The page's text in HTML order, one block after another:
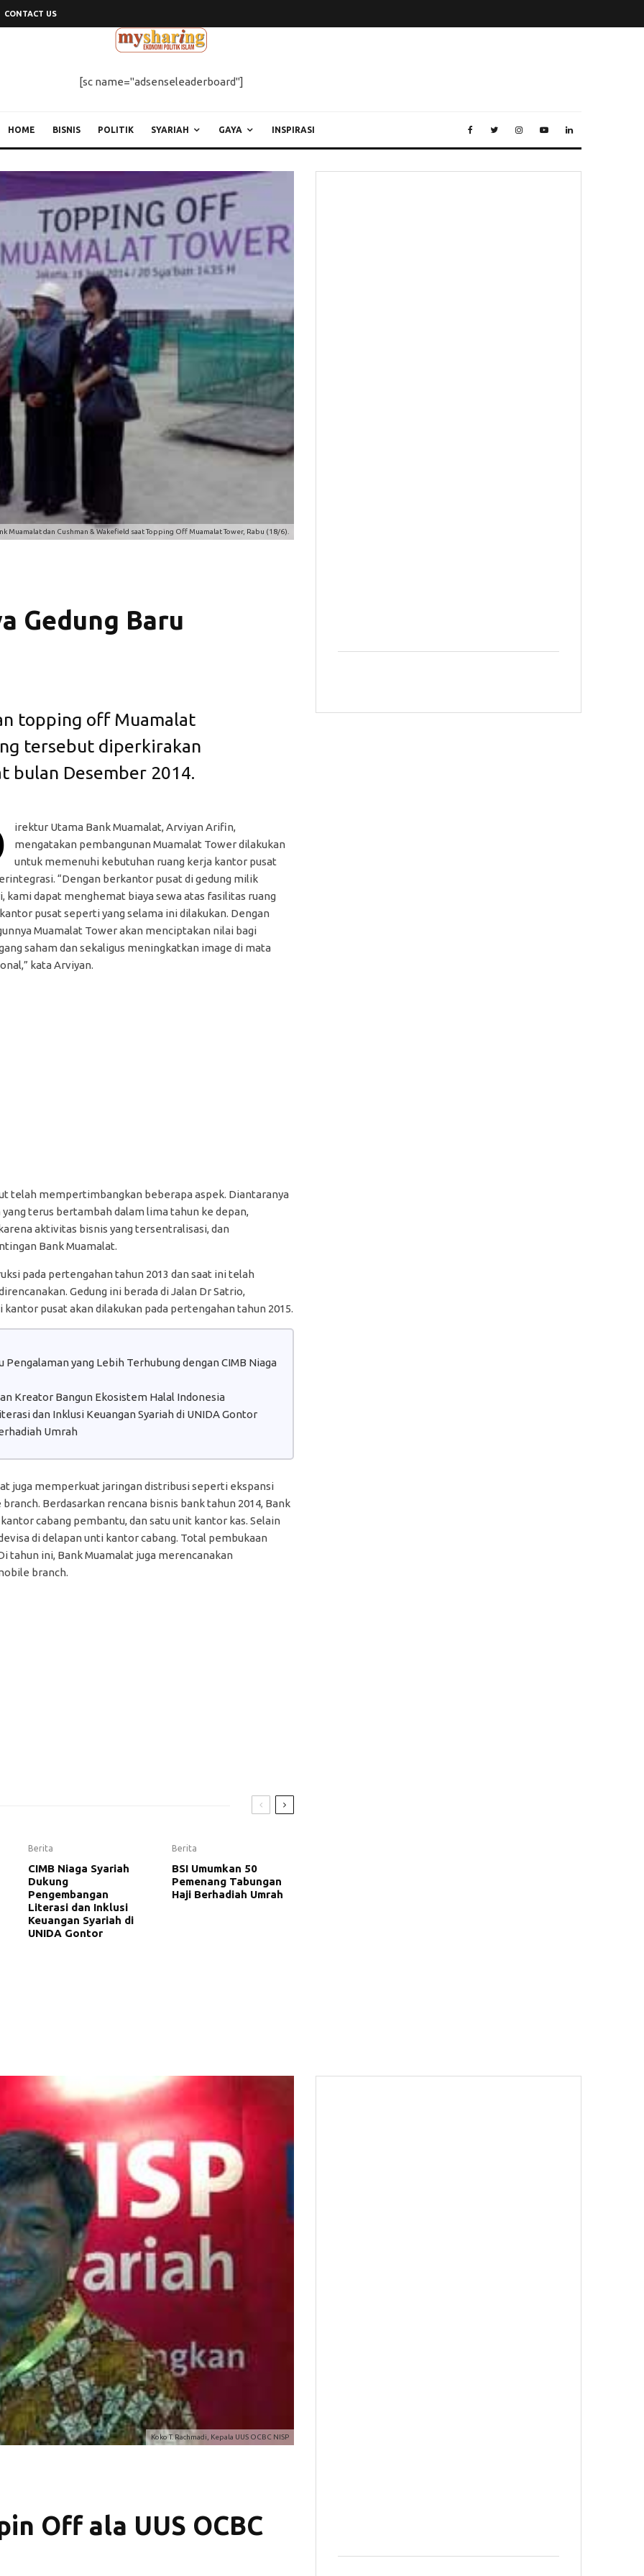
CONTACT US
[sc name="adsenseleaderboard"]
HOME BISNIS POLITIK SYARIAH GAYA INSPIRASI
Muamalat dan Cushman & Wakefield saat Topping Off Muamalat Tower, Rabu (18/6).
Gedung Baru
topping off Muamalat
tersebut diperkirakan
bulan Desember 2014.
irektur Utama Bank Muamalat, Arviyan Arifin,
mengatakan pembangunan Muamalat Tower dilakukan
untuk memenuhi kebutuhan ruang kerja kantor pusat
“Dengan berkantor pusat di gedung milik
kami dapat menghemat biaya sewa atas fasilitas ruang
pusat seperti yang selama ini dilakukan. Dengan
Muamalat Tower akan menciptakan nilai bagi
saham dan sekaligus meningkatkan image di mata
kata Arviyan.
telah mempertimbangkan beberapa aspek. Diantaranya
terus bertambah dalam lima tahun ke depan,
aktivitas bisnis yang tersentralisasi, dan
Bank Muamalat.
pada pertengahan tahun 2013 dan saat ini telah
Gedung ini berada di Jalan Dr Satrio,
pusat akan dilakukan pada pertengahan tahun 2015.
yang Lebih Terhubung dengan CIMB Niaga
Kreator Bangun Ekosistem Halal Indonesia
dan Inklusi Keuangan Syariah di UNIDA Gontor
Umrah
juga memperkuat jaringan distribusi seperti ekspansi
Berdasarkan rencana bisnis bank tahun 2014, Bank
cabang pembantu, dan satu unit kantor kas. Selain
di delapan unti kantor cabang. Total pembukaan
tahun ini, Bank Muamalat juga merencanakan
branch.
Berita
CIMB Niaga Syariah
Dukung
Pengembangan
Literasi dan Inklusi
Keuangan Syariah di
UNIDA Gontor
Berita
BSI Umumkan 50
Pemenang Tabungan
Haji Berhadiah Umrah
Koko T. Rachmadi, Kepala UUS OCBC NISP
Off ala UUS OCBC